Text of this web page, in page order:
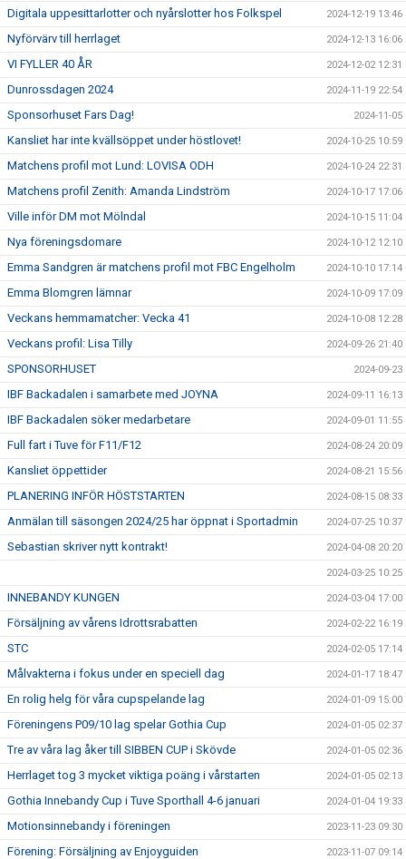
Digitala uppesittarlotter och nyårslotter hos Folkspel 2024-12-19 13:46
Nyförvärv till herrlaget 2024-12-13 16:06
VI FYLLER 40 ÅR 2024-12-02 12:31
Dunrossdagen 2024 2024-11-19 22:54
Sponsorhuset Fars Dag! 2024-11-05
Kansliet har inte kvällsöppet under höstlovet! 2024-10-25 10:59
Matchens profil mot Lund: LOVISA ODH 2024-10-24 22:31
Matchens profil Zenith: Amanda Lindström 2024-10-17 17:06
Ville inför DM mot Mölndal 2024-10-15 11:04
Nya föreningsdomare 2024-10-12 12:10
Emma Sandgren är matchens profil mot FBC Engelholm 2024-10-10 17:14
Emma Blomgren lämnar 2024-10-09 17:09
Veckans hemmamatcher: Vecka 41 2024-10-08 12:28
Veckans profil: Lisa Tilly 2024-09-26 21:40
SPONSORHUSET 2024-09-23
IBF Backadalen i samarbete med JOYNA 2024-09-11 16:13
IBF Backadalen söker medarbetare 2024-09-01 11:55
Full fart i Tuve för F11/F12 2024-08-24 20:09
Kansliet öppettider 2024-08-21 15:56
PLANERING INFÖR HÖSTSTARTEN 2024-08-15 08:33
Anmälan till säsongen 2024/25 har öppnat i Sportadmin 2024-07-25 10:37
Sebastian skriver nytt kontrakt! 2024-04-08 20:20
2024-03-25 10:25
INNEBANDY KUNGEN 2024-03-04 17:00
Försäljning av vårens Idrottsrabatten 2024-02-22 16:19
STC 2024-02-05 17:14
Målvakterna i fokus under en speciell dag 2024-01-17 18:47
En rolig helg för våra cupspelande lag 2024-01-09 15:00
Föreningens P09/10 lag spelar Gothia Cup 2024-01-05 02:37
Tre av våra lag åker till SIBBEN CUP i Skövde 2024-01-05 02:36
Herrlaget tog 3 mycket viktiga poäng i vårstarten 2024-01-05 02:13
Gothia Innebandy Cup i Tuve Sporthall 4-6 januari 2024-01-04 19:33
Motionsinnebandy i föreningen 2023-11-23 09:30
Förening: Försäljning av Enjoyguiden 2023-11-07 09:14